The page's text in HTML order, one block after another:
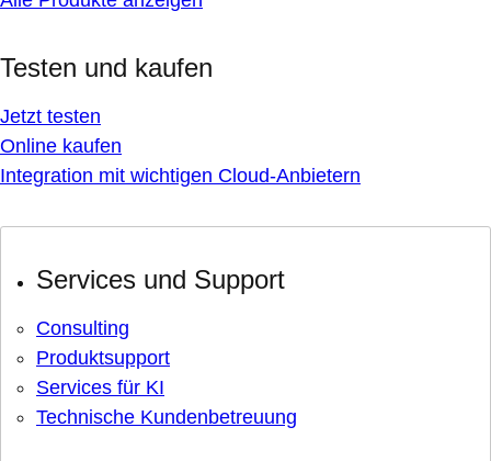
Testen und kaufen
Jetzt testen
Online kaufen
Integration mit wichtigen Cloud-Anbietern
Services und Support
Consulting
Produktsupport
Services für KI
Technische Kundenbetreuung